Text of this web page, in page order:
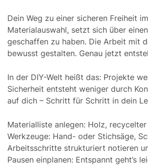
Dein Weg zu einer sicheren Freiheit
Materialauswahl, setzt sich über
geschaffen zu haben. Die Arbeit mit
bewusst gestalten. Genau jetzt
In der DIY-Welt heißt das: Projekte
Sicherheit entsteht weniger durch
auf dich – Schritt für Schritt in dein
Materialliste anlegen: Holz,
Werkzeuge: Hand- oder Stichsäge,
Arbeitsschritte strukturiert notieren
Pausen einplanen: Entspannt geht’s